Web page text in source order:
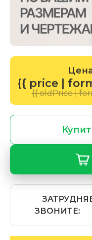
{{ price |
{{ oldPrice |
ЗВОНИТЕ: